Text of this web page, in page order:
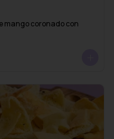
mango coronado con